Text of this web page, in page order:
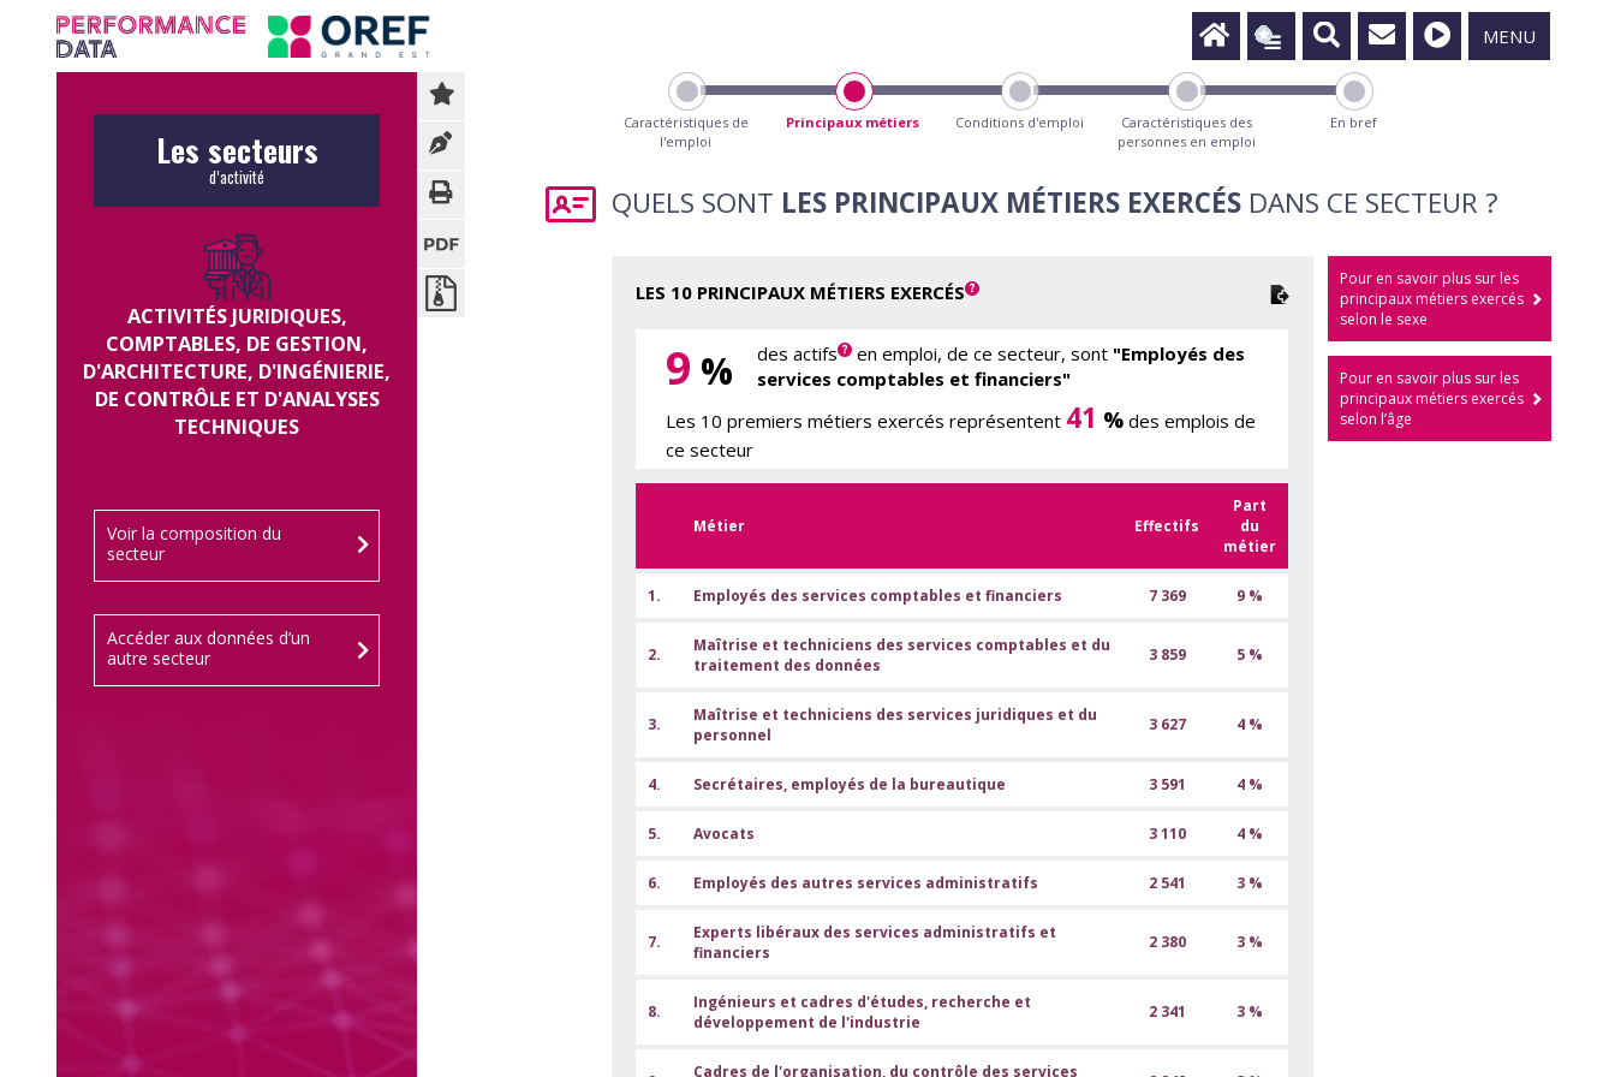
Panneau de gestion des cookies
MENU
Les secteurs
d’activité
ACTIVITÉS JURIDIQUES,
COMPTABLES, DE GESTION,
D'ARCHITECTURE, D'INGÉNIERIE,
DE CONTRÔLE ET D'ANALYSES
TECHNIQUES
Voir la composition du
secteur
Accéder aux données d’un
autre secteur
Caractéristiques de
l'emploi
Principaux métiers Conditions d'emploi
Caractéristiques des
personnes en emploi
En bref
QUELS SONT LES PRINCIPAUX MÉTIERS EXERCÉS DANS CE SECTEUR ?
LES 10 PRINCIPAUX MÉTIERS EXERCÉS
9 % des actifs en emploi, de ce secteur, sont "Employés des
services comptables et financiers"
Les 10 premiers métiers exercés représentent 41 % des emplois de
ce secteur
Métier Effectifs
Part
du
métier
1. Employés des services comptables et financiers 7 369 9 %
2.
Maîtrise et techniciens des services comptables et du
traitement des données
3 859 5 %
3.
Maîtrise et techniciens des services juridiques et du
personnel
3 627 4 %
4. Secrétaires, employés de la bureautique 3 591 4 %
5. Avocats 3 110 4 %
6. Employés des autres services administratifs 2 541 3 %
7.
Experts libéraux des services administratifs et
financiers
2 380 3 %
8.
Ingénieurs et cadres d'études, recherche et
développement de l'industrie
2 341 3 %
Cadres de l'organisation, du contrôle des services
Pour en savoir plus sur les
principaux métiers exercés
selon le sexe
Pour en savoir plus sur les
principaux métiers exercés
selon l’âge